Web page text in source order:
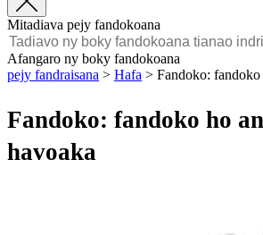
Malagasy
POLSKI
FRANÇAIS
MALAGASY
Mitadiava pejy fandokoana
Afangaro ny boky fandokoana
pejy fandraisana > Hafa > Fandoko:
Fandoko: fandoko ho
havoaka